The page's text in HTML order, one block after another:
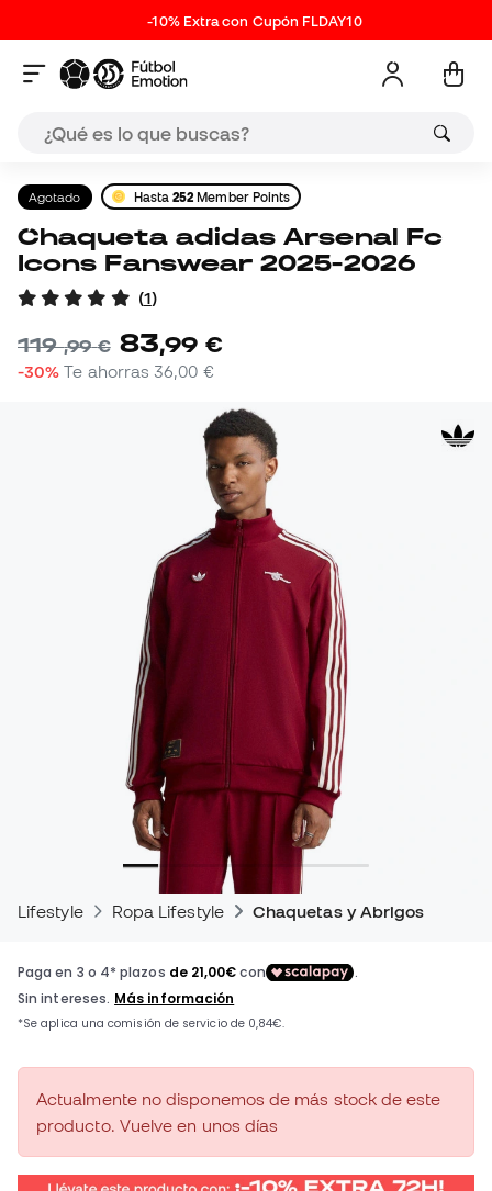
-10% Extra con Cupón FLDAY10
Agotado Hasta252 Member Points
Chaqueta adidas Arsenal Fc
Icons Fanswear 2025-2026
(1)
119,99 € 83,99 €
-30% Te ahorras36,00 €
Lifestyle Ropa Lifestyle Chaquetas y Abrigos
Actualmente no disponemos de más stock de este
producto. Vuelve en unos días